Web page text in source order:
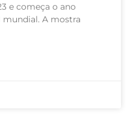
e começa o ano
A mostra